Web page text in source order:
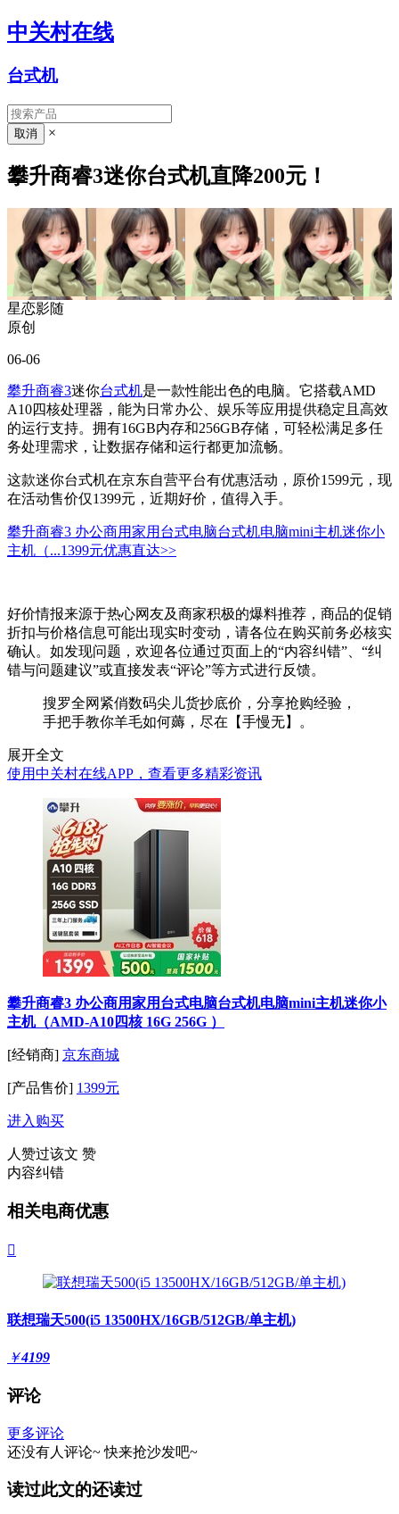
中关村在线
台式机
×
攀升商睿3迷你台式机直降200元！
星恋影随
原创
06-06
攀升商睿3迷你台式机是一款性能出色的电脑。它搭载AMD
A10四核处理器，能为日常办公、娱乐等应用提供稳定且高效
的运行支持。拥有16GB内存和256GB存储，可轻松满足多任
务处理需求，让数据存储和运行都更加流畅。
这款迷你台式机在京东自营平台有优惠活动，原价1599元，现
在活动售价仅1399元，近期好价，值得入手。
攀升商睿3 办公商用家用台式电脑台式机电脑mini主机迷你小
主机（...1399元优惠直达>>
好价情报来源于热心网友及商家积极的爆料推荐，商品的促销
折扣与价格信息可能出现实时变动，请各位在购买前务必核实
确认。如发现问题，欢迎各位通过页面上的“内容纠错”、“纠
错与问题建议”或直接发表“评论”等方式进行反馈。
搜罗全网紧俏数码尖儿货抄底价，分享抢购经验，
手把手教你羊毛如何薅，尽在【手慢无】。
展开全文
使用中关村在线APP，查看更多精彩资讯
攀升商睿3 办公商用家用台式电脑台式机电脑mini主机迷你小
主机（AMD-A10四核 16G 256G ）
[经销商] 京东商城
[产品售价] 1399元
进入购买
人赞过该文 赞
内容纠错
相关电商优惠

联想瑞天500(i5 13500HX/16GB/512GB/单主机)
￥4199
评论
更多评论
还没有人评论~ 快来抢沙发吧~
读过此文的还读过